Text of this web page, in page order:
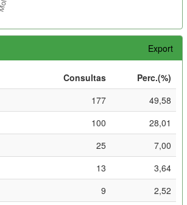
Export
Consultas
Perc.(%)
177
49,58
100
28,01
25
7,00
13
3,64
9
2,52